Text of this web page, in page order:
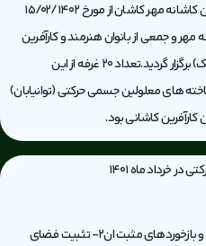
نمایشگاه جلوه ای از توانمندی های توانیابان کاشانه مهر کاشان از مورخ 15/02/1402
کاشانه مهر و جمعی از بانوان هنرمند و کارآفرین
کاشانی در محل کاشانه مهر (سالن منفی یک) برگزار گردید.تعداد 20 غرفه از این
های معلولین جسمی حرکتی (توانیابان)
خرداد ماه 1401
۱- معرفی موسسه در سطح وسیع منطقه و بازخوردهای مثبت ان۲- تثبیت فضای